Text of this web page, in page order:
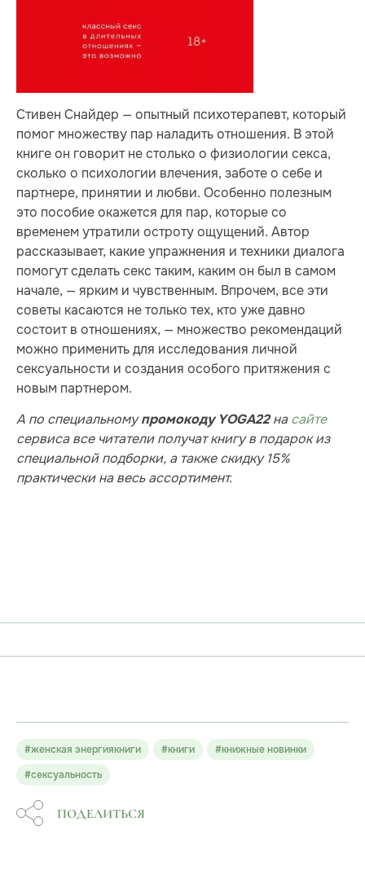
Стивен Снайдер — опытный психотерапевт, который
помог множеству пар наладить отношения. В этой
книге он говорит не столько о физиологии секса,
сколько о психологии влечения, заботе о себе и
партнере, принятии и любви. Особенно полезным
это пособие окажется для пар, которые со
временем утратили остроту ощущений. Автор
рассказывает, какие упражнения и техники диалога
помогут сделать секс таким, каким он был в самом
начале, — ярким и чувственным. Впрочем, все эти
советы касаются не только тех, кто уже давно
состоит в отношениях, — множество рекомендаций
можно применить для исследования личной
сексуальности и создания особого притяжения с
новым партнером.
А по специальномупромокоду YOGA22насайте
сервиса все читатели получат книгу в подарок из
специальной подборки, а также скидку 15%
практически на весь ассортимент.
#женская энергиякниги #книги
#книжные новинки
#сексуальность
ПОДЕЛИТЬСЯ